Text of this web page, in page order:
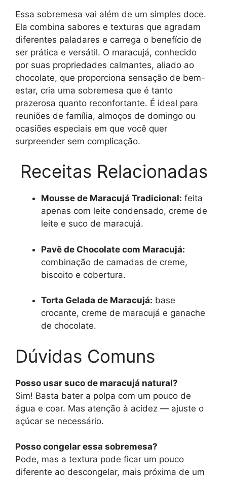
Essa sobremesa vai além de um simples doce.
Ela combina sabores e texturas que agradam
diferentes paladares e carrega o benefício de
ser prática e versátil. O maracujá, conhecido
por suas propriedades calmantes, aliado ao
chocolate, que proporciona sensação de bem-
estar, cria uma sobremesa que é tanto
prazerosa quanto reconfortante. É ideal para
reuniões de família, almoços de domingo ou
ocasiões especiais em que você quer
surpreender sem complicação.
Receitas Relacionadas
Mousse de Maracujá Tradicional: feita
apenas com leite condensado, creme de
leite e suco de maracujá.
Pavê de Chocolate com Maracujá:
combinação de camadas de creme,
biscoito e cobertura.
Torta Gelada de Maracujá: base
crocante, creme de maracujá e ganache
de chocolate.
Dúvidas Comuns
Posso usar suco de maracujá natural?
Sim! Basta bater a polpa com um pouco de
água e coar. Mas atenção à acidez — ajuste o
açúcar se necessário.
Posso congelar essa sobremesa?
Pode, mas a textura pode ficar um pouco
diferente ao descongelar, mais próxima de um